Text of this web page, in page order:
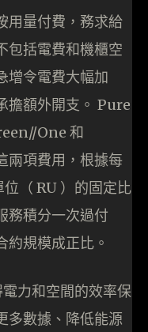
用量付費，務求給
包括電費和機櫃空
增令電費大幅加
擔額外開支。 Pure
One 和
項費用，根據每
（ RU ）的固定比
務積分一次過付
約規模成正比。
力和空間的效率保
多數據、降低能源